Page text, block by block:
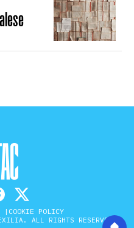
COOKIE POLICY
ALL RIGHTS RESERVED